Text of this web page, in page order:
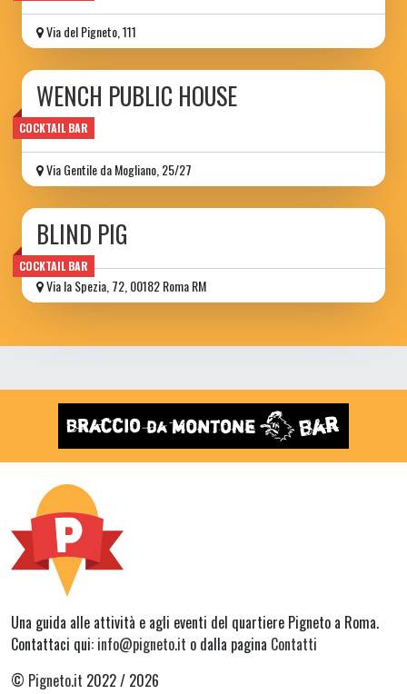
Via del Pigneto, 111
COCKTAIL BAR
WENCH PUBLIC HOUSE
pub
Via Gentile da Mogliano, 25/27
COCKTAIL BAR
BLIND PIG
Via la Spezia, 72, 00182 Roma RM
Una guida alle attività e agli eventi del quartiere Pigneto a Roma.
Contattaci qui: info@pigneto.it o dalla pagina Contatti
© Pigneto.it 2022 / 2026